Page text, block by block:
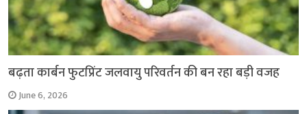
बढ़ता कार्बन फुटप्रिंट जलवायु परिवर्तन की बन रहा बड़ी वजह
June 6, 2026